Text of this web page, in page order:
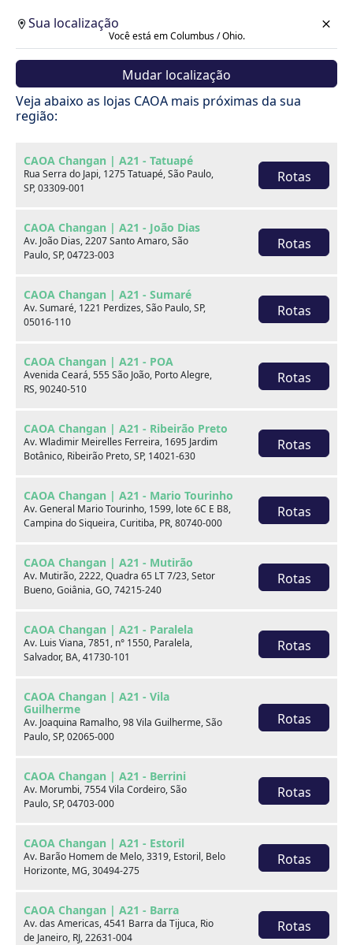
Sua localização
Você está em Columbus / Ohio.
Mudar localização
Veja abaixo as lojas CAOA mais próximas da sua
região:
CAOA Changan | A21 - Tatuapé
Rua Serra do Japi, 1275 Tatuapé, São Paulo,
SP, 03309-001
Rotas
CAOA Changan | A21 - João Dias
Av. João Dias, 2207 Santo Amaro, São
Paulo, SP, 04723-003
Rotas
CAOA Changan | A21 - Sumaré
Av. Sumaré, 1221 Perdizes, São Paulo, SP,
05016-110
Rotas
CAOA Changan | A21 - POA
Avenida Ceará, 555 São João, Porto Alegre,
RS, 90240-510
Rotas
CAOA Changan | A21 - Ribeirão Preto
Av. Wladimir Meirelles Ferreira, 1695 Jardim
Botânico, Ribeirão Preto, SP, 14021-630
Rotas
CAOA Changan | A21 - Mario Tourinho
Av. General Mario Tourinho, 1599, lote 6C E B8,
Campina do Siqueira, Curitiba, PR, 80740-000
Rotas
CAOA Changan | A21 - Mutirão
Av. Mutirão, 2222, Quadra 65 LT 7/23, Setor
Bueno, Goiânia, GO, 74215-240
Rotas
CAOA Changan | A21 - Paralela
Av. Luis Viana, 7851, n° 1550, Paralela,
Salvador, BA, 41730-101
Rotas
CAOA Changan | A21 - Vila
Guilherme
Av. Joaquina Ramalho, 98 Vila Guilherme, São
Paulo, SP, 02065-000
Rotas
CAOA Changan | A21 - Berrini
Av. Morumbi, 7554 Vila Cordeiro, São
Paulo, SP, 04703-000
Rotas
CAOA Changan | A21 - Estoril
Av. Barão Homem de Melo, 3319, Estoril, Belo
Horizonte, MG, 30494-275
Rotas
CAOA Changan | A21 - Barra
Av. das Americas, 4541 Barra da Tijuca, Rio
de Janeiro, RJ, 22631-004
Rotas
Filtrar
32veículo(s) no estoque
Ford KA
2019 72.617 km
Por:R$60.990,00
Saiba mais